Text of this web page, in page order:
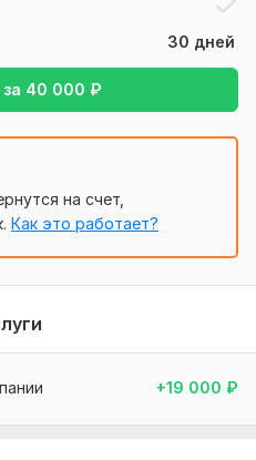
30 дней
40 000 ₽
в Яндекс. Директ, есть
на счет,
Как это работает?
+19 000 ₽